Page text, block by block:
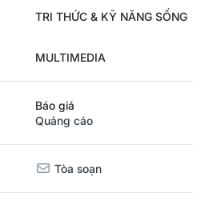
TRI THỨC & KỸ NĂNG SỐNG
MULTIMEDIA
Báo giá
Quảng cáo
Tòa soạn